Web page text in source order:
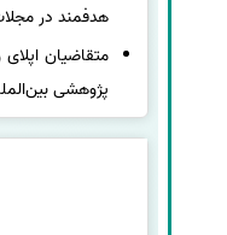
هدفمند در
متقاضیان
پژوهشی